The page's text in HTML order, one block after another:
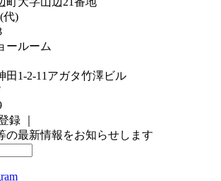
代)
ールーム
田1-2-11アガタ竹澤ビル
録 ｜
の最新情報をお知らせします